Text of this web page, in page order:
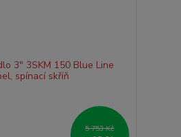
5 753 Kč